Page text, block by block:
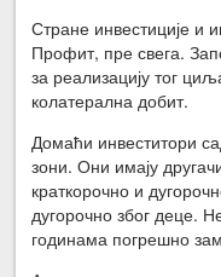
Стране инвестиције и
Профит, пре свега.
за реализацију тог
колатерална добит.
Домаћи инвеститори
зони. Они имају
краткорочно и
дугорочно због деце.
годинама погрешно